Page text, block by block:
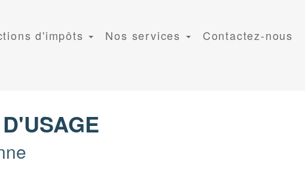
d'impôts Nos services Contactez-nous